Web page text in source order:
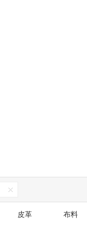
皮革 布料